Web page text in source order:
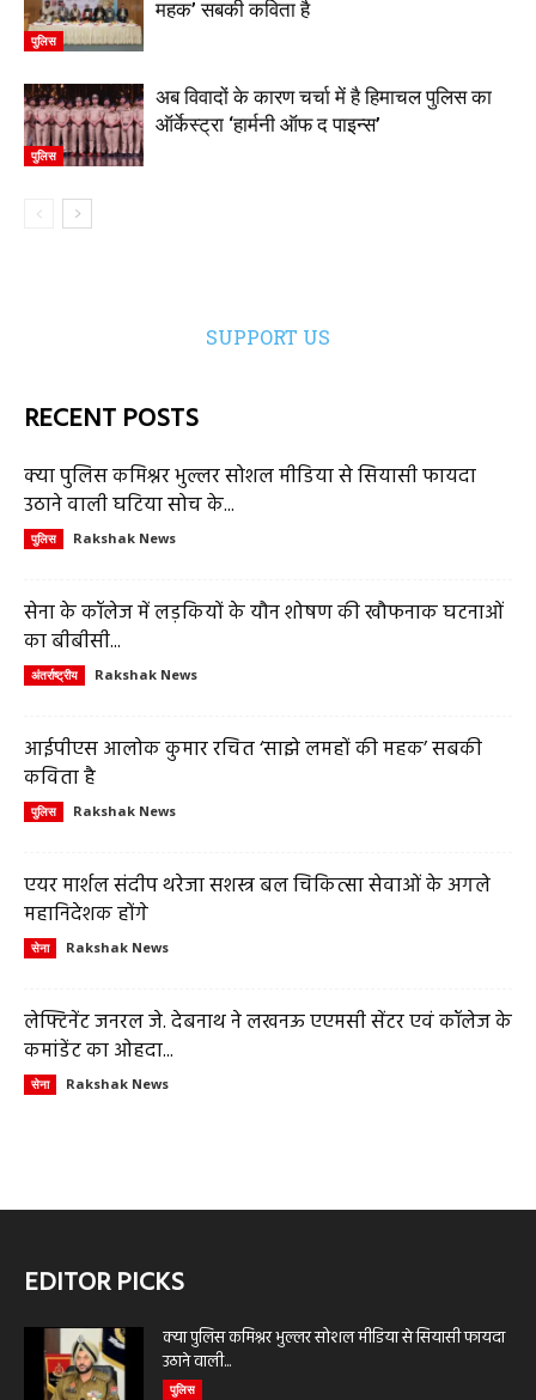
पुलिस
महक’ सबकी कविता है
पुलिस
अब विवादों के कारण चर्चा में है हिमाचल पुलिस का
ऑर्केस्ट्रा ‘हार्मनी ऑफ द पाइन्स’
SUPPORT US
RECENT POSTS
क्या पुलिस कमिश्नर भुल्लर सोशल मीडिया से सियासी फायदा
उठाने वाली घटिया सोच के...
पुलिस Rakshak News
सेना के कॉलेज में लड़कियों के यौन शोषण की खौफनाक घटनाओं
का बीबीसी...
अंतर्राष्ट्रीय Rakshak News
आईपीएस आलोक कुमार रचित ‘साझे लमहों की महक’ सबकी
कविता है
पुलिस Rakshak News
एयर मार्शल संदीप थरेजा सशस्त्र बल चिकित्सा सेवाओं के अगले
महानिदेशक होंगे
सेना Rakshak News
लेफ्टिनेंट जनरल जे. देबनाथ ने लखनऊ एएमसी सेंटर एवं कॉलेज के
कमांडेंट का ओहदा...
सेना Rakshak News
EDITOR PICKS
क्या पुलिस कमिश्नर भुल्लर सोशल मीडिया से सियासी फायदा
उठाने वाली...
पुलिस